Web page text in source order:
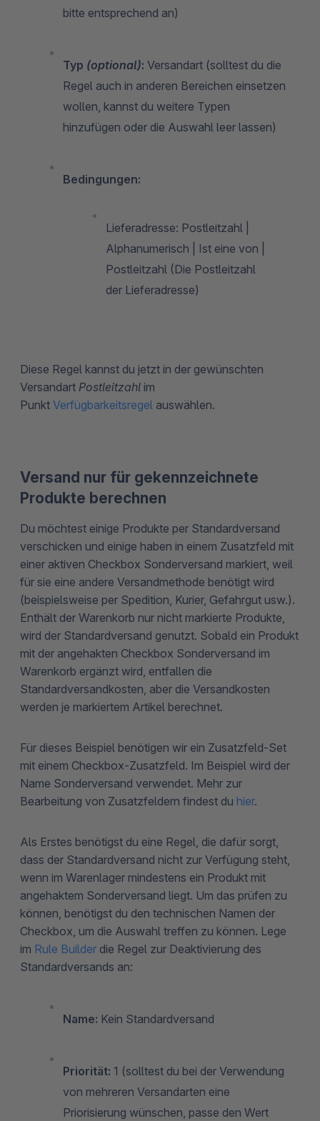
bitte entsprechend an)
Typ (optional): Versandart (solltest du die
Regel auch in anderen Bereichen einsetzen
wollen, kannst du weitere Typen
hinzufügen oder die Auswahl leer lassen)
Bedingungen:
Lieferadresse: Postleitzahl |
Alphanumerisch | Ist eine von |
Postleitzahl (Die Postleitzahl
der Lieferadresse)
Diese Regel kannst du jetzt in der gewünschten
Versandart Postleitzahl im
Punkt Verfügbarkeitsregel auswählen.
Versand nur für gekennzeichnete
Produkte berechnen
Du möchtest einige Produkte per Standardversand
verschicken und einige haben in einem Zusatzfeld mit
einer aktiven Checkbox Sonderversand markiert, weil
für sie eine andere Versandmethode benötigt wird
(beispielsweise per Spedition, Kurier, Gefahrgut usw.).
Enthält der Warenkorb nur nicht markierte Produkte,
wird der Standardversand genutzt. Sobald ein Produkt
mit der angehakten Checkbox Sonderversand im
Warenkorb ergänzt wird, entfallen die
Standardversandkosten, aber die Versandkosten
werden je markiertem Artikel berechnet.
Für dieses Beispiel benötigen wir ein Zusatzfeld-Set
mit einem Checkbox-Zusatzfeld. Im Beispiel wird der
Name Sonderversand verwendet. Mehr zur
Bearbeitung von Zusatzfeldern findest du hier.
Als Erstes benötigst du eine Regel, die dafür sorgt,
dass der Standardversand nicht zur Verfügung steht,
wenn im Warenlager mindestens ein Produkt mit
angehaktem Sonderversand liegt. Um das prüfen zu
können, benötigst du den technischen Namen der
Checkbox, um die Auswahl treffen zu können. Lege
im Rule Builder die Regel zur Deaktivierung des
Standardversands an:
Name: Kein Standardversand
Priorität: 1 (solltest du bei der Verwendung
von mehreren Versandarten eine
Priorisierung wünschen, passe den Wert